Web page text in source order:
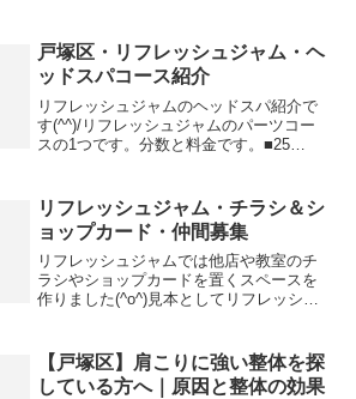
コースです。産後に骨盤が歪むと言う話
はよく聞くと思いま...
戸塚区・リフレッシュジャム・ヘ
ッドスパコース紹介
リフレッシュジャムのヘッドスパ紹介で
す(^^)/リフレッシュジャムのパーツコー
スの1つです。分数と料金です。■25
フレッシュジャムでも本格的なヘッドス
パが受けられま...
リフレッシュジャム・チラシ＆シ
ョップカード・仲間募集
リフレッシュジャムでは他店や教室のチ
ラシやショップカードを置くスペースを
作りました(^o^)見本としてリフレッシュ
気軽にご連絡ください(^^)/ただし条件が
あります。リ...
【戸塚区】肩こりに強い整体を探
している方へ｜原因と整体の効果